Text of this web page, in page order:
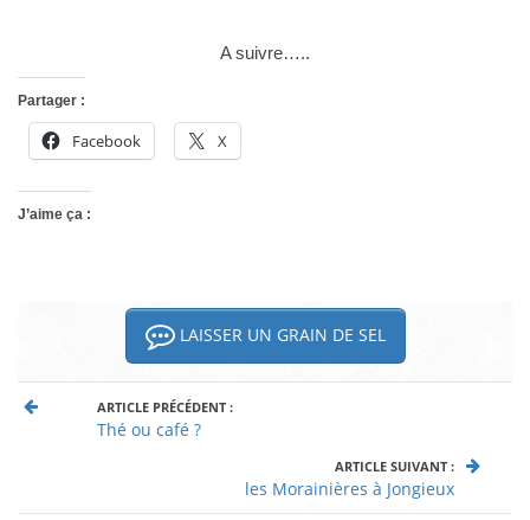
A suivre…..
Partager :
Facebook X
J’aime ça :
LAISSER UN GRAIN DE SEL
ARTICLE PRÉCÉDENT :
Thé ou café ?
ARTICLE SUIVANT :
les Morainières à Jongieux